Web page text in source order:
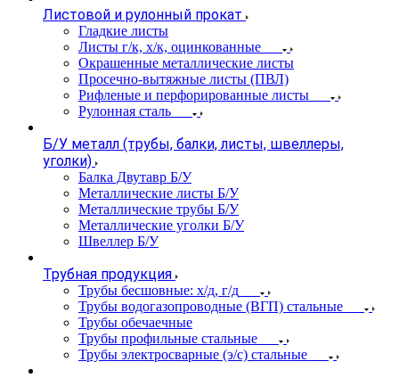
Листовой и рулонный прокат
Гладкие листы
Листы г/к, х/к, оцинкованные
Окрашенные металлические листы
Просечно-вытяжные листы (ПВЛ)
Рифленые и перфорированные листы
Рулонная сталь
Б/У металл (трубы, балки, листы, швеллеры,
уголки)
Балка Двутавр Б/У
Металлические листы Б/У
Металлические трубы Б/У
Металлические уголки Б/У
Швеллер Б/У
Трубная продукция
Трубы бесшовные: х/д, г/д
Трубы водогазопроводные (ВГП) стальные
Трубы обечаечные
Трубы профильные стальные
Трубы электросварные (э/с) стальные